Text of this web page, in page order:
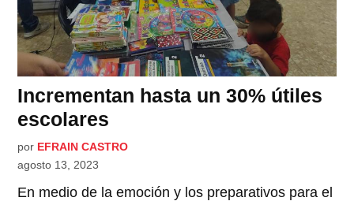
Incrementan hasta un 30% útiles
escolares
por EFRAIN CASTRO
agosto 13, 2023
En medio de la emoción y los preparativos para el